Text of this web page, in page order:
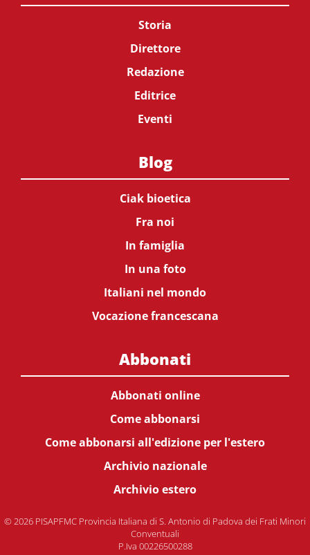
Storia
Direttore
Redazione
Editrice
Eventi
Blog
Ciak bioetica
Fra noi
In famiglia
In una foto
Italiani nel mondo
Vocazione francescana
Abbonati
Abbonati online
Come abbonarsi
Come abbonarsi all'edizione per l'estero
Archivio nazionale
Archivio estero
© 2026 PISAPFMC Provincia Italiana di S. Antonio di Padova dei Frati Minori
Conventuali
P.Iva 00226500288